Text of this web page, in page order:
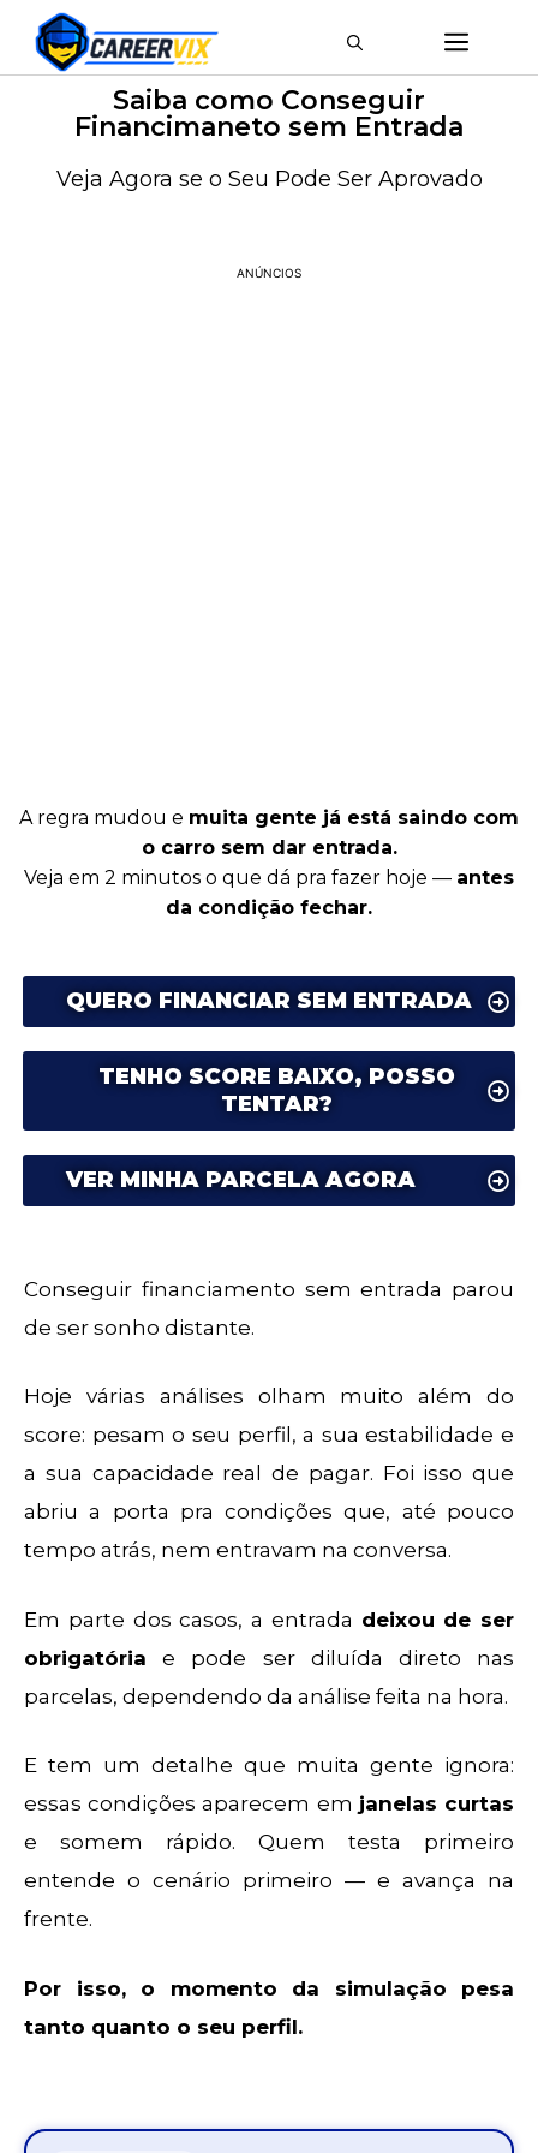
Saiba como Conseguir
Financimaneto sem Entrada
Veja Agora se o Seu Pode Ser Aprovado
ANÚNCIOS
A regra mudou e muita gente já está saindo com
o carro sem dar entrada.
Veja em 2 minutos o que dá pra fazer hoje — antes
da condição fechar.
QUERO FINANCIAR SEM ENTRADA
TENHO SCORE BAIXO, POSSO
TENTAR?
VER MINHA PARCELA AGORA
Conseguir financiamento sem entrada parou
de ser sonho distante.
Hoje várias análises olham muito além do
score: pesam o seu perfil, a sua estabilidade e
a sua capacidade real de pagar. Foi isso que
abriu a porta pra condições que, até pouco
tempo atrás, nem entravam na conversa.
Em parte dos casos, a entrada deixou de ser
obrigatória e pode ser diluída direto nas
parcelas, dependendo da análise feita na hora.
E tem um detalhe que muita gente ignora:
essas condições aparecem em janelas curtas
e somem rápido. Quem testa primeiro
entende o cenário primeiro — e avança na
frente.
Por isso, o momento da simulação pesa
tanto quanto o seu perfil.